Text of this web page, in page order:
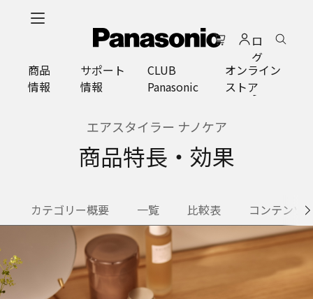
ロ
グ
イ
ン
商品
情報
サポート
情報
CLUB
Panasonic
オンライン
ストア
エアスタイラー ナノケア
商品特長・効果
カテゴリー概要 一覧 比較表 コンテンツ